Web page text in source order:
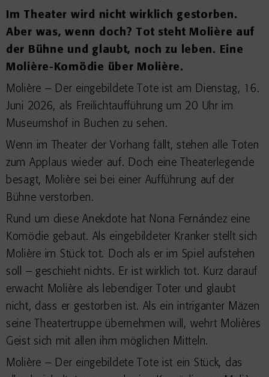
Im Theater wird nicht wirklich gestorben.
Aber was, wenn doch? Tot steht Molière auf
der Bühne und glaubt, noch zu leben. Eine
Molière-Komödie über Molière.
Molière – Der eingebildete Tote ist am Dienstag, 16.
Juni 2026, als Freilichtaufführung um 20 Uhr im
Museumshof in Buchen zu sehen.
Wenn im Theater der Vorhang fällt, stehen alle Toten
zum Applaus wieder auf. Doch eine Theaterlegende
besagt, Molière sei bei einer Aufführung auf der
Bühne verstorben.
Rund um diese Anekdote hat Nona Fernández eine
Komödie gebaut. Als eingebildeter Kranker stellt sich
Molière im Stück tot. Doch als er im Spiel aufstehen
soll – geschieht nichts. Er ist wirklich tot. Kurz darauf
erwacht Molière als lebendiger Toter und glaubt
nicht, dass er gestorben ist. Als ein intriganter Mäzen
seine Theatertruppe übernehmen will, wehrt Molières
Geist sich mit allen ihm möglichen Mitteln.
Molière – Der eingebildete Tote ist ein Stück, das